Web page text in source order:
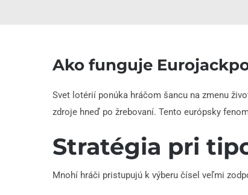
Ako funguje
Svet lotérií ponúka hráčom šancu na zmenu
zdroje hneď po žrebovaní. Tento európsky
Stratégia pri
Mnohí hráči pristupujú k výberu čísel veľmi